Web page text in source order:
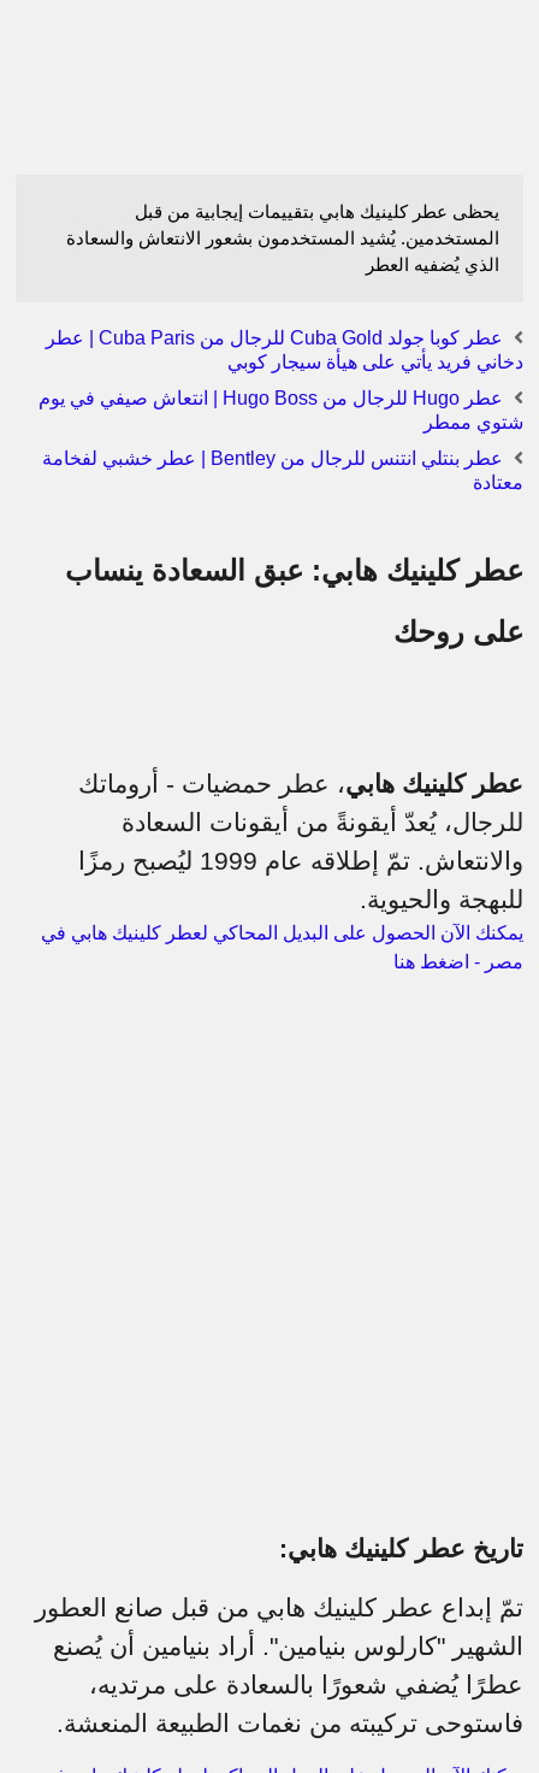
يحظى عطر كلينيك هابي بتقييمات إيجابية من قبل
المستخدمين. يُشيد المستخدمون بشعور الانتعاش والسعادة
الذي يُضفيه العطر
عطر كوبا جولد Cuba Gold للرجال من Cuba Paris | عطر
دخاني فريد يأتي على هيأة سيجار كوبي
عطر Hugo للرجال من Hugo Boss | انتعاش صيفي في يوم
شتوي ممطر
عطر بنتلي انتنس للرجال من Bentley | عطر خشبي لفخامة
معتادة
عطر كلينيك هابي: عبق السعادة ينساب
على روحك
عطر كلينيك هابي، عطر حمضيات - أروماتك
للرجال، يُعدّ أيقونةً من أيقونات السعادة
والانتعاش. تمّ إطلاقه عام 1999 ليُصبح رمزًا
للبهجة والحيوية.
يمكنك الآن الحصول على البديل المحاكي لعطر كلينيك هابي في
مصر - اضغط هنا
تاريخ عطر كلينيك هابي:
تمّ إبداع عطر كلينيك هابي من قبل صانع العطور
الشهير "كارلوس بنيامين". أراد بنيامين أن يُصنع
عطرًا يُضفي شعورًا بالسعادة على مرتديه،
فاستوحى تركيبته من نغمات الطبيعة المنعشة.